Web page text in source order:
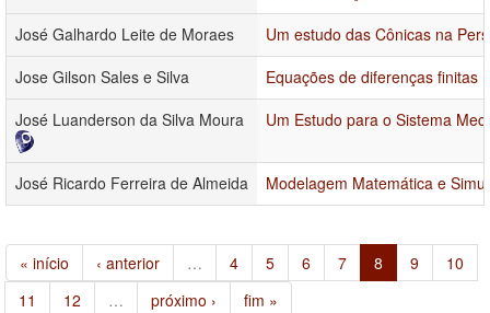
José Galhardo Leite de Moraes
Um estudo das Cônicas na
Jose Gilson Sales e Silva
Equações de diferenças finitas
José Luanderson da Silva Moura
Um Estudo para o Sistema
José Ricardo Ferreira de Almeida Modelagem Matemática e
« início ‹ anterior … 4 5 6 7 8 9
10
11
12 … próximo › fim »